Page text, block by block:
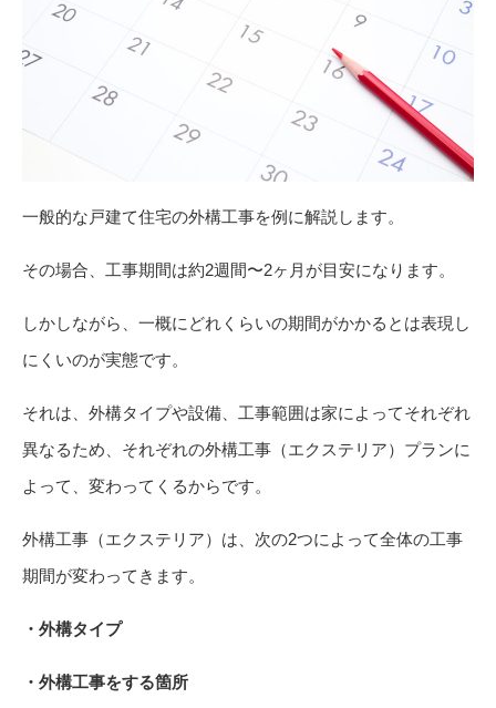
一般的な戸建て住宅の外構工事を例に解説します。
その場合、工事期間は約2週間〜2ヶ月が目安になります。
しかしながら、一概にどれくらいの期間がかかるとは表現し
にくいのが実態です。
それは、外構タイプや設備、工事範囲は家によってそれぞれ
異なるため、それぞれの外構工事（エクステリア）プランに
よって、変わってくるからです。
外構工事（エクステリア）は、次の2つによって全体の工事
期間が変わってきます。
・外構タイプ
・外構工事をする箇所